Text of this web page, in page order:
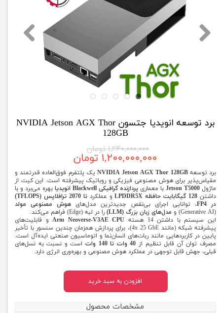
برد توسعه انویدیا جتسون NVIDIA Jetson AGX Thor
128GB
۱,۲۴۰,۰۰۰,۰۰۰ تومان
۱,۲۰۰,۰۰۰,۰۰۰ تومان
برد توسعهNVIDIA Jetson AGX Thor 128GB یک پلتفرم فوق‌العاده قدرتمند و
مقیاس‌پذیر برای هوش مصنوعی فیزیکی و روباتیک پیشرفته است. این کیت از
ماژول Jetson T5000 با معماری پردازنده گرافیکی Blackwell انویدیا
بهره می‌برد و با
داشتن 128 گیگابایت حافظه LPDDR5X و عملکرد
تا 2070 ترافلاپس (TFLOPS)
در FP4
، توانایی اجرای بی‌نقص جدیدترین مدل‌های هوش مصنوعی مولد
(Generative AI) و
مدل‌های زبان بزرگ (LLM)
را در لبه (Edge) فراهم می‌کند.
این سیستم با داشتن 14 هسته
Arm Neoverse-V3AE CPUو قابلیت‌های
پیشرفته شبکه (مانند 4x 25 GbE)، برای پردازش همزمان چندین سنسور با تأخیر
پایین در کاربردهایی مانند ربات‌های انسان‌نما و اتوماسیون صنعتی ایده‌آل است.
مصرف توان آن قابل تنظیم از 40 وات تا 140 وات
است و نسبت به نسل‌های
قبلی، جهش قابل توجهی در عملکرد هوش مصنوعی و بهره‌وری انرژی دارد.
افزودن به سبد خرید
مشخصات محصول